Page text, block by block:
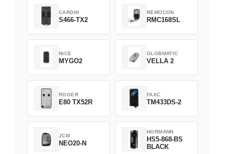
CARDIN
S466-TX2
REMOCON
RMC168SL
NICE
MYGO2
GLOBMATIC
VELLA 2
ROGER
E80 TX52R
FAAC
TM433DS-2
JCM
NEO20-N
HORMANN
HS5-868-BS
BLACK